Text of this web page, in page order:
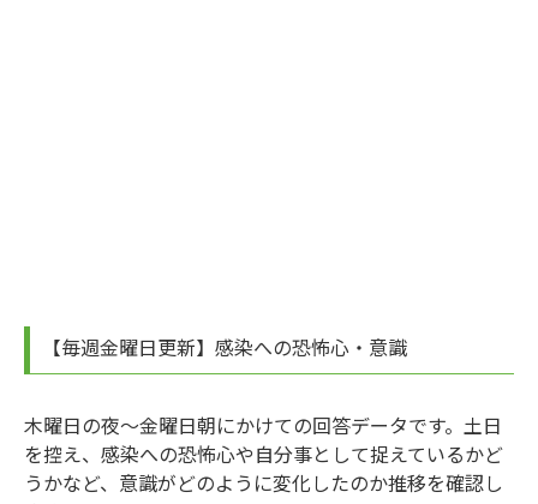
【毎週金曜日更新】感染への恐怖心・意識
木曜日の夜～金曜日朝にかけての回答データです。土日
を控え、感染への恐怖心や自分事として捉えているかど
うかなど、意識がどのように変化したのか推移を確認し